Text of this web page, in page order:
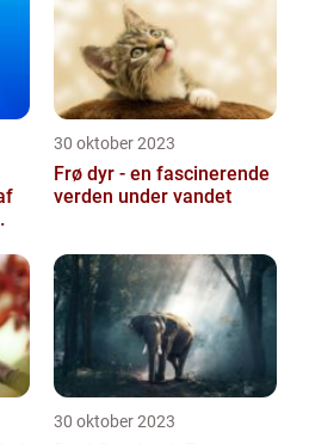
30 oktober 2023
Frø dyr - en fascinerende
verden under vandet
30 oktober 2023